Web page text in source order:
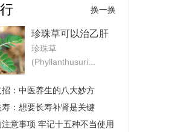
换一换
珍珠草可以治乙肝
吗
珍珠草
(Phyllanthusuri...
：中医养生的八大妙方
：想要长寿补肾是关键
意事项 牢记十五种不当使用